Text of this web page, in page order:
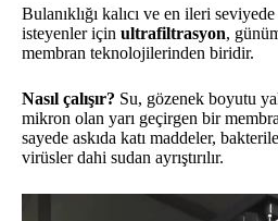
Bulanıklığı kalıcı ve en ileri
isteyenler için ultrafiltrasyon,
membran teknolojilerinden biridir.
Nasıl çalışır? Su, gözenek boyutu
mikron olan yarı geçirgen bir
sayede askıda katı maddeler,
virüsler dahi sudan ayrıştırılır.